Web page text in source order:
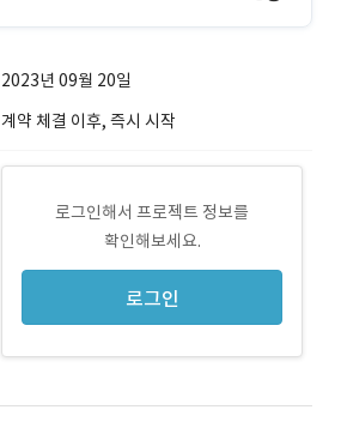
2023년 09월 20일
계약 체결 이후, 즉시 시작
로그인해서 프로젝트 정보를
확인해보세요.
로그인